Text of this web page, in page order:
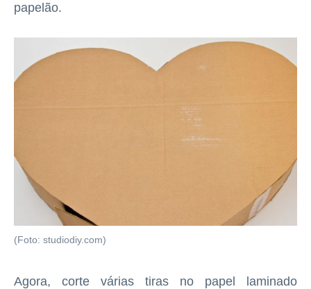
papelão.
(Foto: studiodiy.com)
Agora, corte várias tiras no papel laminado